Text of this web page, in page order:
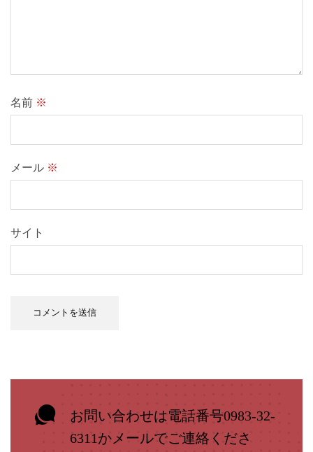
名前 ※
メール ※
サイト
お問い合わせは電話番号0983-32-
6311かメールでご連絡くださ